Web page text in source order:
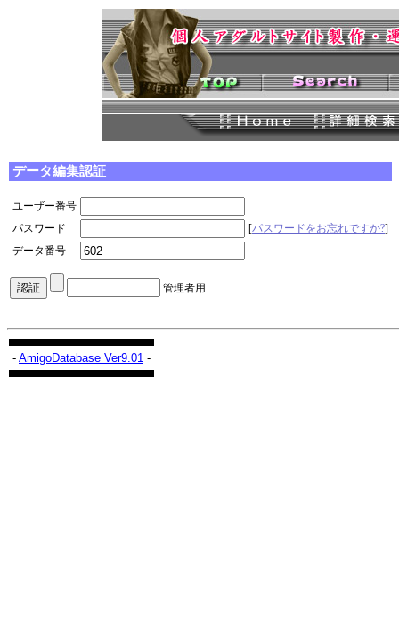
データ編集認証
ユーザー番号
パスワード
[パスワードをお忘れですか?]
データ番号
管理者用
- AmigoDatabase Ver9.01 -